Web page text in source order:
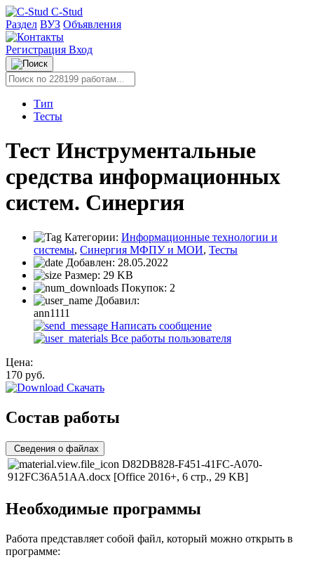
C-Stud
Раздел ВУЗ Объявления
Регистрация Вход
Тип
Тесты
Тест Инструментальные
средства информационных
систем. Синергия
Категории: Информационные технологии и
системы, Синергия МФПУ и МОИ, Тесты
Добавлен: 28.05.2022
Размер: 29 KB
Покупок: 2
Добавил:
ann1111
Написать сообщение
Все работы пользователя
Цена:
170 руб.
Скачать
Состав работы
Сведения о файлах
D82DB828-F451-41FC-A070-
912FC36A51AA.docx [Office 2016+, 6 стр., 29 KB]
Необходимые программы
Работа представляет собой файл, который можно открыть в
программе: